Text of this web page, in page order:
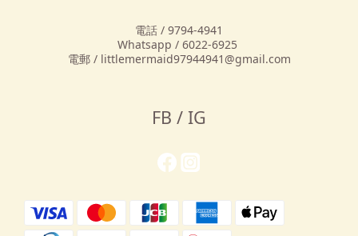
電話 / 9794-4941
Whatsapp / 6022-6925
電郵 / littlemermaid97944941@gmail.com
FB / IG